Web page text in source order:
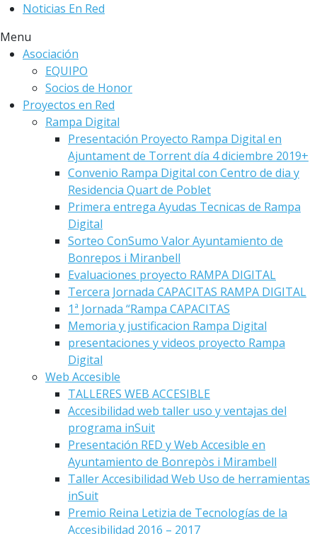
Noticias En Red
Menu
Asociación
EQUIPO
Socios de Honor
Proyectos en Red
Rampa Digital
Presentación Proyecto Rampa Digital en
Ajuntament de Torrent día 4 diciembre 2019+
Convenio Rampa Digital con Centro de dia y
Residencia Quart de Poblet
Primera entrega Ayudas Tecnicas de Rampa
Digital
Sorteo ConSumo Valor Ayuntamiento de
Bonrepos i Miranbell
Evaluaciones proyecto RAMPA DIGITAL
Tercera Jornada CAPACITAS RAMPA DIGITAL
1ª Jornada “Rampa CAPACITAS
Memoria y justificacion Rampa Digital
presentaciones y videos proyecto Rampa
Digital
Web Accesible
TALLERES WEB ACCESIBLE
Accesibilidad web taller uso y ventajas del
programa inSuit
Presentación RED y Web Accesible en
Ayuntamiento de Bonrepòs i Mirambell
Taller Accesibilidad Web Uso de herramientas
inSuit
Premio Reina Letizia de Tecnologías de la
Accesibilidad 2016 – 2017